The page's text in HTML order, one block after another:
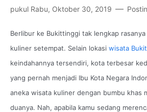
Thailand
Kingdom of Saudi Arabia
My Two Cents
Skin Care
Personal Finance
pukul Rabu, Oktober 30, 2019
Berlibur ke Bukittinggi tak lengkap
kuliner setempat. Selain lokasi wisata
keindahannya tersendiri, kota terbesar
yang pernah menjadi Ibu Kota Negara
aneka wisata kuliner dengan bumbu khas
duanya. Nah, apabila kamu sedang